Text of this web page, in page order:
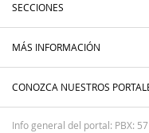
SECCIONES
MÁS INFORMACIÓN
CONOZCA NUESTROS
Info general del portal: PBX: